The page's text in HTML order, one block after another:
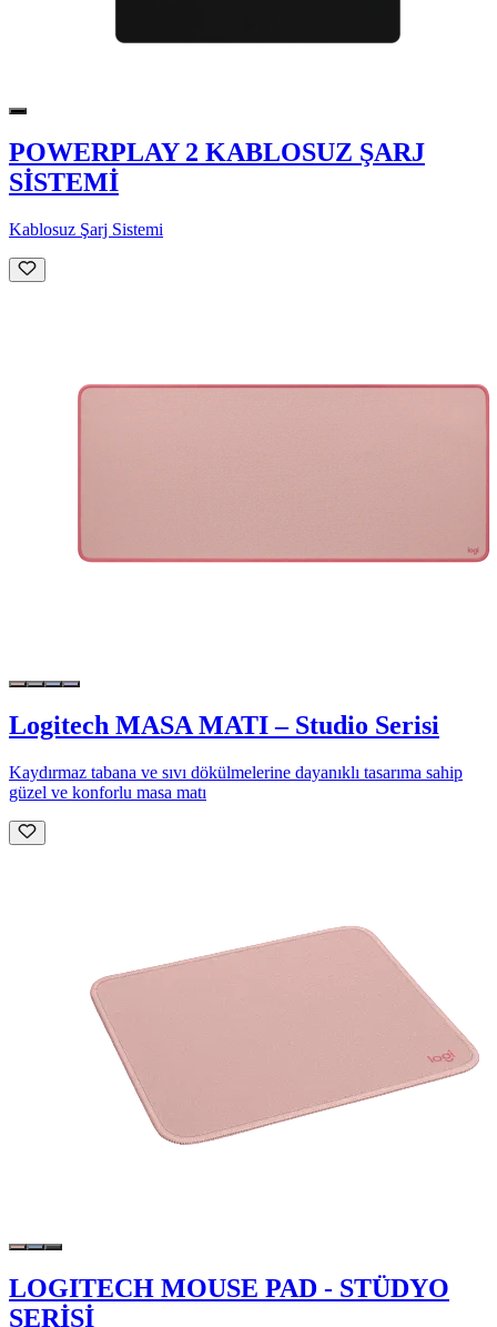
POWERPLAY 2 KABLOSUZ ŞARJ
SİSTEMİ
Kablosuz Şarj Sistemi
Logitech MASA MATI – Studio Serisi
Kaydırmaz tabana ve sıvı dökülmelerine dayanıklı tasarıma sahip
güzel ve konforlu masa matı
LOGITECH MOUSE PAD - STÜDYO
SERİSİ